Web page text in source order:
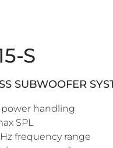
S
SUBWOOFER
handling
SPL
Hz frequency range